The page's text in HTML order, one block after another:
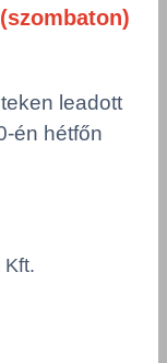
leadott
én hétfőn
Kft.